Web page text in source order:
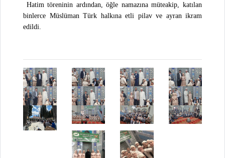
Hatim töreninin ardından, öğle namazına müteakip, katılan
binlerce Müslüman Türk halkına etli pilav ve ayran ikram
edildi.